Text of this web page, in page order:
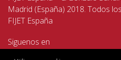
Madrid (España) 2018. Todos
FIJET España
Siguenos en